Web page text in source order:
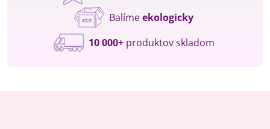
Balímeekologicky
10 000+produktov skladom